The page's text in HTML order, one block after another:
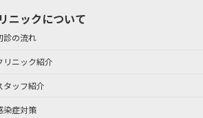
ニックについて
診の流れ
リニック紹介
タッフ紹介
染症対策